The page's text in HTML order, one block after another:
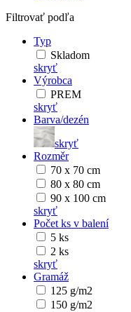
Filtrovať podľa
Typ
Skladom
skryť
Výrobca
PREM
skryť
Barva/dezén
skryť
Rozměr
70 x 70 cm
80 x 80 cm
90 x 100 cm
skryť
Počet ks v balení
5 ks
2 ks
skryť
Gramáž
125 g/m2
150 g/m2